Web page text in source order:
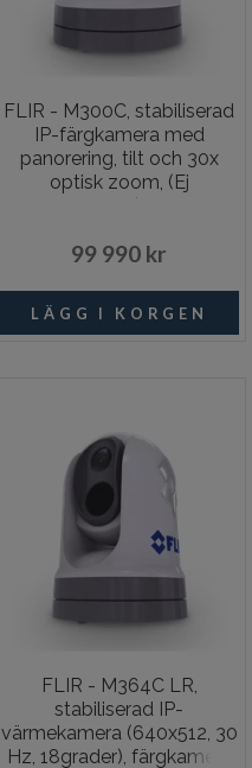
FLIR - M300C, stabiliserad
IP-färgkamera med
panorering, tilt och 30x
optisk zoom, (Ej
värmekamera), Exkl JCU
99 990 kr
FLIR - M364C LR,
stabiliserad IP-
värmekamera (640x512, 30
Hz, 18grader), färgkamera